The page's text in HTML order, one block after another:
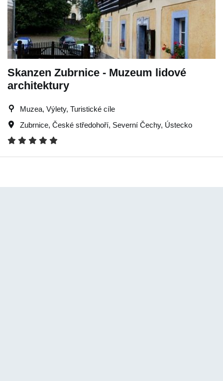
Skanzen Zubrnice - Muzeum lidové
architektury
Muzea, Výlety, Turistické cíle
Zubrnice, České středohoří, Severní Čechy, Ústecko